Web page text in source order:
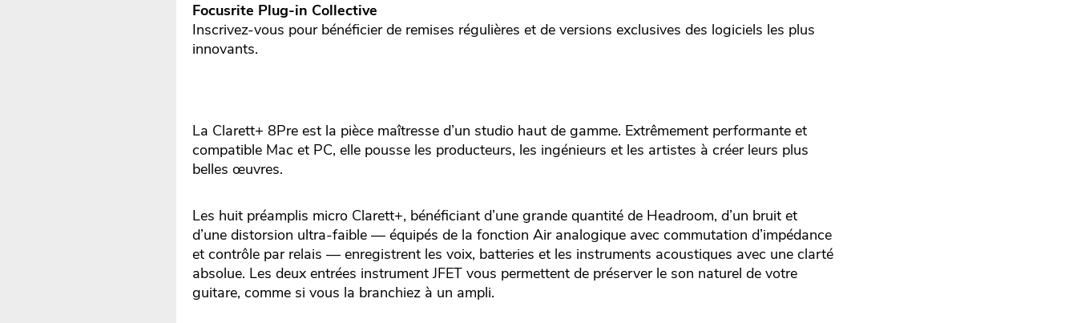
Focusrite Plug-in Collective
Inscrivez-vous pour bénéficier de remises régulières et de versions exclusives des logiciels les plus
innovants.
La Clarett+ 8Pre est la pièce maîtresse d’un studio haut de gamme. Extrêmement performante et
compatible Mac et PC, elle pousse les producteurs, les ingénieurs et les artistes à créer leurs plus
belles œuvres.
Les huit préamplis micro Clarett+, bénéficiant d’une grande quantité de Headroom, d’un bruit et
d’une distorsion ultra-faible — équipés de la fonction Air analogique avec commutation d’impédance
et contrôle par relais — enregistrent les voix, batteries et les instruments acoustiques avec une clarté
absolue. Les deux entrées instrument JFET vous permettent de préserver le son naturel de votre
guitare, comme si vous la branchiez à un ampli.